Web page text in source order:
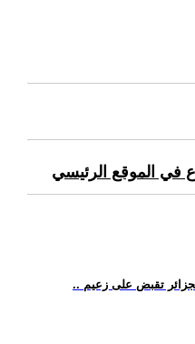
في الموقع الرئيسي
تقبض على زعيم